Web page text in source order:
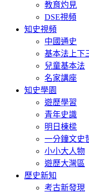
教育灼見
DSE視頻
知史視頻
中國通史
基本法上下
兒童基本法
名家講座
知史學園
遊歷學習
青年史識
明日棟樑
一分鐘文史
小小大人物
遊歷大灣區
歷史新知
考古新發現